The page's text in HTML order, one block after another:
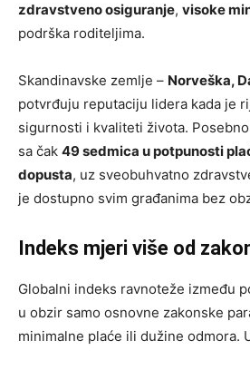
zdravstveno osiguranje, visoke
podrška roditeljima.
Skandinavske zemlje – Norveška,
potvrđuju reputaciju lidera kada je
sigurnosti i kvaliteti života.
sa čak 49 sedmica u potpunosti
dopusta, uz sveobuhvatno
je dostupno svim građanima bez
Indeks mjeri više od
Globalni indeks ravnoteže između
u obzir samo osnovne zakonske
minimalne plaće ili dužine odmora.